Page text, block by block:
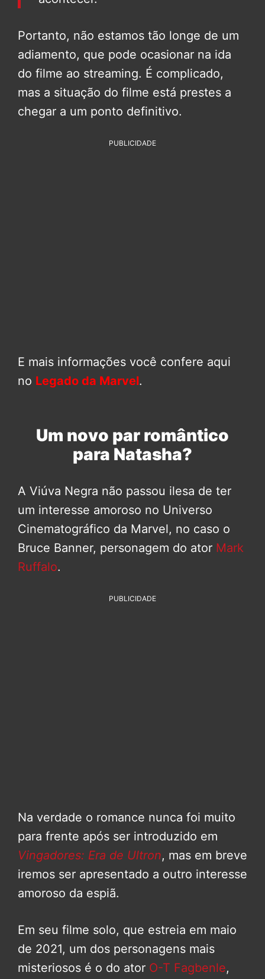
Portanto, não estamos tão longe de um
adiamento, que pode ocasionar na ida
do filme ao streaming. É complicado,
mas a situação do filme está prestes a
chegar a um ponto definitivo.
PUBLICIDADE
E mais informações você confere aqui
no Legado da Marvel.
Um novo par romântico
para Natasha?
A Viúva Negra não passou ilesa de ter
um interesse amoroso no Universo
Cinematográfico da Marvel, no caso o
Bruce Banner, personagem do ator Mark
Ruffalo.
PUBLICIDADE
Na verdade o romance nunca foi muito
para frente após ser introduzido em
Vingadores: Era de Ultron, mas em breve
iremos ser apresentado a outro interesse
amoroso da espiã.
Em seu filme solo, que estreia em maio
de 2021, um dos personagens mais
misteriosos é o do ator O-T Fagbenle,